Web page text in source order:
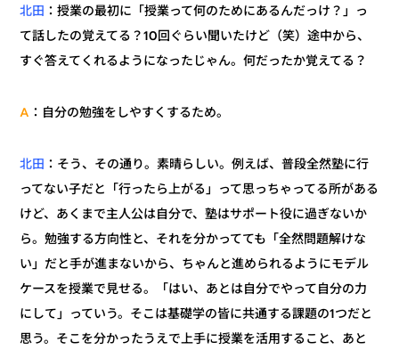
北田 ：授業の最初に「授業って何のためにあるんだっけ？」っ
て話したの覚えてる？10回ぐらい聞いたけど（笑）途中から、
すぐ答えてくれるようになったじゃん。何だったか覚えてる？
A ：自分の勉強をしやすくするため。
北田 ：そう、その通り。素晴らしい。例えば、普段全然塾に行
ってない子だと「行ったら上がる」って思っちゃってる所がある
けど、あくまで主人公は自分で、塾はサポート役に過ぎないか
ら。勉強する方向性と、それを分かってても「全然問題解けな
い」だと手が進まないから、ちゃんと進められるようにモデル
ケースを授業で見せる。「はい、あとは自分でやって自分の力
にして」っていう。そこは基礎学の皆に共通する課題の1つだと
思う。そこを分かったうえで上手に授業を活用すること、あと